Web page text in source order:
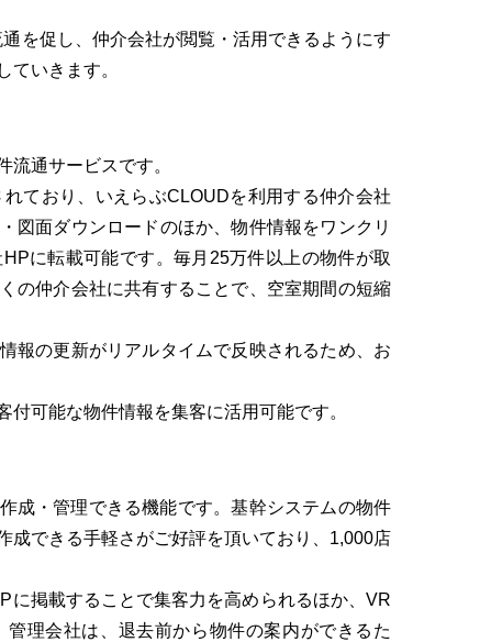
を促し、仲介会社が閲覧・活用できるようにす
ていきます。
流通サービスです。
ており、いえらぶCLOUDを利用する仲介会社
図面ダウンロードのほか、物件情報をワンクリ
に転載可能です。毎月25万件以上の物件が取
の仲介会社に共有することで、空室期間の短縮
報の更新がリアルタイムで反映されるため、お
可能な物件情報を集客に活用可能です。
成・管理できる機能です。基幹システムの物件
成できる手軽さがご好評を頂いており、1,000店
掲載することで集客力を高められるほか、VR
理会社は、退去前から物件の案内ができるた